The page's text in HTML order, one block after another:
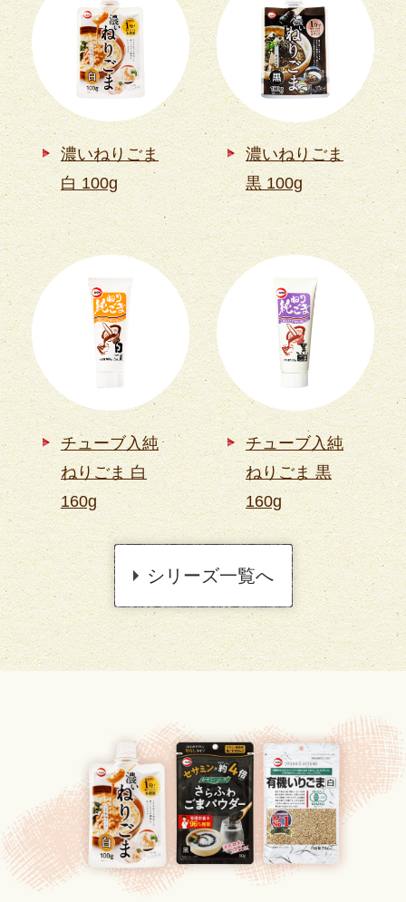
濃いねりごま
白 100g
濃いねりごま
黒 100g
チューブ入純
ねりごま 白
160g
チューブ入純
ねりごま 黒
160g
シリーズ一覧へ